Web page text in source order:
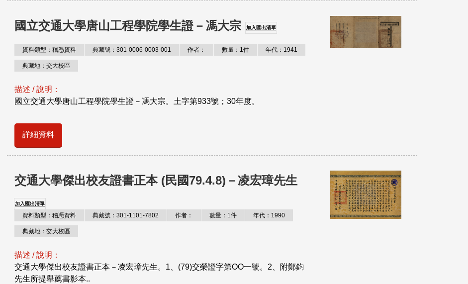
國立交通大學唐山工程學院學生證－馮大宗 加入匯出清單
資料類型：稽憑資料 典藏號：301-0006-0003-001 作者： 數量：1件 年代：1941
典藏地：交大校區
描述 / 說明：
國立交通大學唐山工程學院學生證－馮大宗。土字第933號；30年度。
詳細資料
交通大學傑出校友證書正本 (民國79.4.8)－凌宏璋先生
加入匯出清單
資料類型：稽憑資料 典藏號：301-1101-7802 作者： 數量：1件 年代：1990
典藏地：交大校區
描述 / 說明：
交通大學傑出校友證書正本－凌宏璋先生。1、(79)交榮證字第OO一號。2、附鄭鈞
先生所提舉薦書影本..